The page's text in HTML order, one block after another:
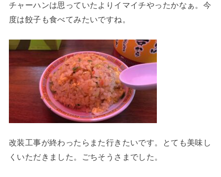
チャーハンは思っていたよりイマイチやったかなぁ。今
度は餃子も食べてみたいですね。
改装工事が終わったらまた行きたいです。とても美味し
くいただきました。ごちそうさまでした。